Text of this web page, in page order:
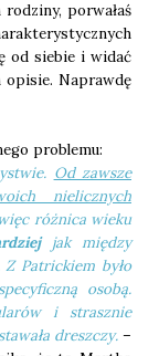
rodziny, porwałaś
od siebie i widać
Naprawdę
problemu:
Od zawsze
nielicznych
różnica wieku
jak między
Patrickiem było
osobą.
i strasznie
dreszczy.–